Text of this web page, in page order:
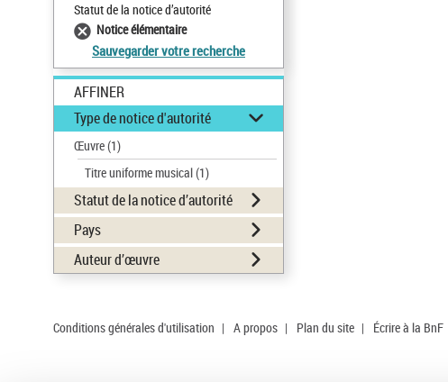
Statut de la notice d’autorité
Notice élémentaire
Sauvegarder votre recherche
AFFINER
Type de notice d'autorité
Œuvre(1)
Titre uniforme musical(1)
Statut de la notice d’autorité
Pays
Auteur d’œuvre
Conditions générales d'utilisation | A propos | Plan du site | Écrire à la BnF